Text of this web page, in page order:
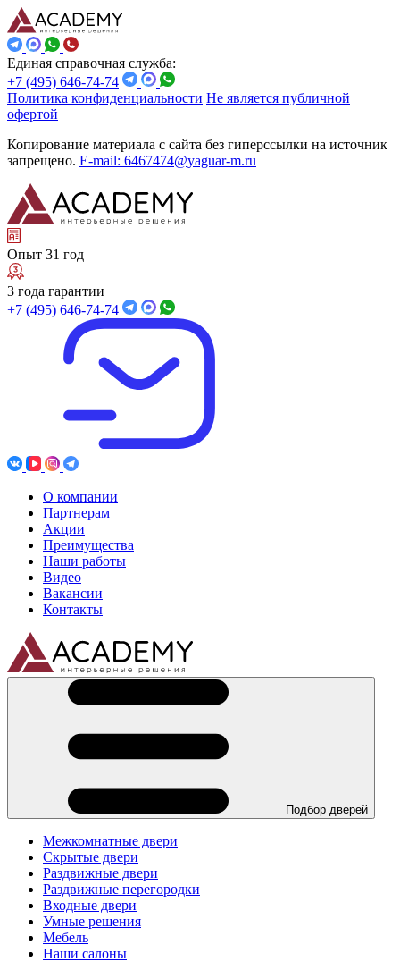
Единая справочная служба:
+7 (495) 646-74-74
Политика конфиденциальности Не является публичной
офертой
Копирование материала с сайта без гиперссылки на источник
запрещено. E-mail: 6467474@yaguar-m.ru
Опыт 31 год
3 года гарантии
+7 (495) 646-74-74
О компании
Партнерам
Акции
Преимущества
Наши работы
Видео
Вакансии
Контакты
Подбор дверей
Межкомнатные двери
Скрытые двери
Раздвижные двери
Раздвижные перегородки
Входные двери
Умные решения
Мебель
Наши салоны